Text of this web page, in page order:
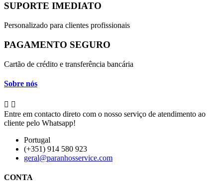
SUPORTE IMEDIATO
Personalizado para clientes profissionais
PAGAMENTO SEGURO
Cartão de crédito e transferência bancária
Sobre nós
 
Entre em contacto direto com o nosso serviço de atendimento ao
cliente pelo Whatsapp!
Portugal
(+351) 914 580 923
geral@paranhosservice.com
CONTA